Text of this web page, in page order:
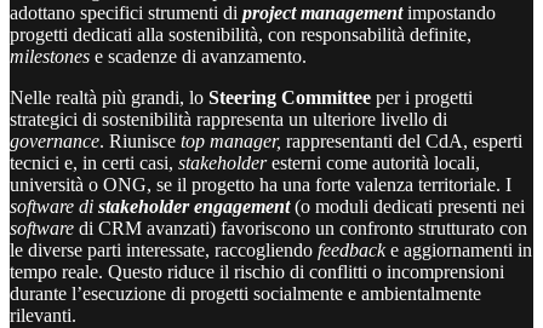
adottano specifici strumenti di project managementimpostando
progetti dedicati alla sostenibilità, con responsabilità definite,
milestones e scadenze di avanzamento.
Nelle realtà più grandi, lo Steering Committee per i progetti
strategici di sostenibilità rappresenta un ulteriore livello di
governance. Riunisce top manager, rappresentanti del CdA, esperti
tecnici e, in certi casi, stakeholderesterni come autorità locali,
università o ONG, se il progetto ha una forte valenza territoriale. I
software di stakeholder engagement(o moduli dedicati presenti nei
software di CRM avanzati) favoriscono un confronto strutturato con
le diverse parti interessate, raccogliendo feedbacke aggiornamenti in
tempo reale. Questo riduce il rischio di conflitti o incomprensioni
durante l’esecuzione di progetti socialmente e ambientalmente
rilevanti.